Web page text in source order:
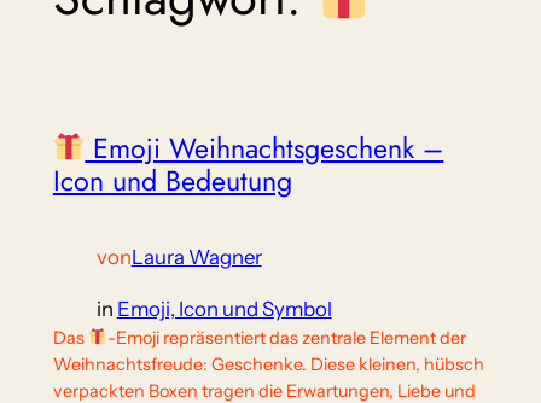
Emoji Weihnachtsgeschenk –
Icon und Bedeutung
vonLaura Wagner
in Emoji, Icon und Symbol
Das
-Emoji repräsentiert das zentrale Element der
Weihnachtsfreude: Geschenke. Diese kleinen, hübsch
verpackten Boxen tragen die Erwartungen, Liebe und